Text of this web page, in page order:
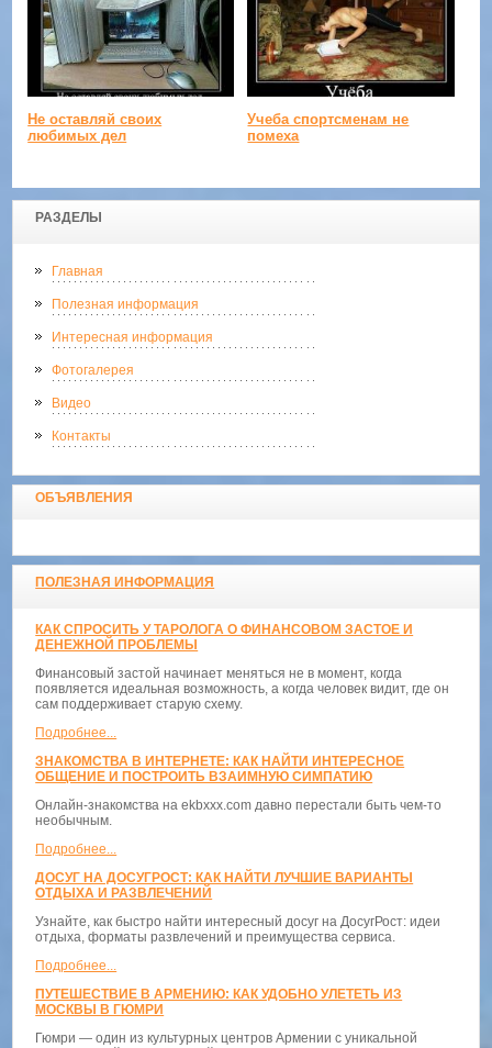
РАЗДЕЛЫ
Главная
Полезная информация
Интересная информация
Фотогалерея
Видео
Контакты
ОБЪЯВЛЕНИЯ
ПОЛЕЗНАЯ ИНФОРМАЦИЯ
КАК СПРОСИТЬ У ТАРОЛОГА О ФИНАНСОВОМ ЗАСТОЕ И
ДЕНЕЖНОЙ ПРОБЛЕМЫ
Финансовый застой начинает меняться не в момент, когда
появляется идеальная возможность, а когда человек видит, где он
сам поддерживает старую схему.
Подробнее...
ЗНАКОМСТВА В ИНТЕРНЕТЕ: КАК НАЙТИ ИНТЕРЕСНОЕ
ОБЩЕНИЕ И ПОСТРОИТЬ ВЗАИМНУЮ СИМПАТИЮ
Онлайн-знакомства на ekbxxx.com давно перестали быть чем-то
необычным.
Подробнее...
ДОСУГ НА ДОСУГРОСТ: КАК НАЙТИ ЛУЧШИЕ ВАРИАНТЫ
ОТДЫХА И РАЗВЛЕЧЕНИЙ
Узнайте, как быстро найти интересный досуг на ДосугРост: идеи
отдыха, форматы развлечений и преимущества сервиса.
Подробнее...
ПУТЕШЕСТВИЕ В АРМЕНИЮ: КАК УДОБНО УЛЕТЕТЬ ИЗ
МОСКВЫ В ГЮМРИ
Гюмри — один из культурных центров Армении с уникальной
Не оставляй своих
любимых дел
Учеба спортсменам не
помеха